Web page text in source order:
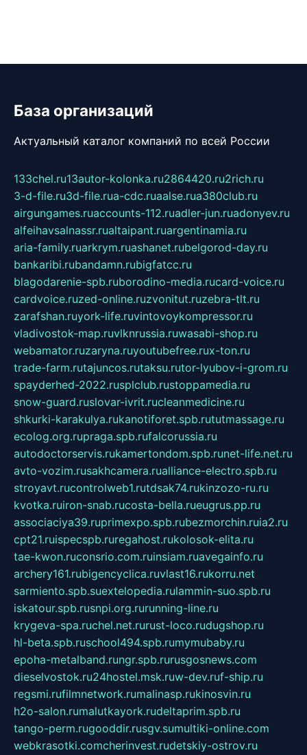
База организаций
Актуальный каталог компаний по всей России
133chel.ru13autor-kolonka.ru2864420.ru2rich.ru
3-d-file.ru3d-file.rua-cdc.ruaalse.rua380club.ru
airgungames.ruaccounts-112.ruadler-jun.ruadonyev.ru
alfeihavsalnassr.rualtaipant.ruargentinamia.ru
aria-family.ruarkrym.ruashanet.rubelgorod-day.ru
bankaribi.rubandamn.rubigfatcc.ru
blagodarenie-spb.ruborodino-media.rucard-voice.ru
cardvoice.ruzed-online.ruzvonitut.ruzebra-tlt.ru
zarafshan.ruyork-life.ruvintovoykompressor.ru
vladivostok-map.ruvlknrussia.ruwasabi-shop.ru
webamator.ruzaryna.ruyoutubefree.rux-ton.ru
trade-farm.rutajuncos.rutaksu.rutor-lyubov-i-grom.ru
spayderhed-2022.rusplclub.rustoppamedia.ru
snow-guard.ruslovar-ivrit.rucleanmedicine.ru
shkurki-karakulya.rukanotiforet.spb.rututmassage.ru
ecolog.org.rupraga.spb.rufalcorussia.ru
autodoctorservis.rukamertondom.spb.runet-life.net.ru
avto-vozim.rusakhcamera.rualliance-electro.spb.ru
stroyavt.rucontrolweb1.rutdsak74.rukinzozo-ru.ru
kvotka.ruiron-snab.rucosta-bella.rueugrus.pp.ru
associaciya39.ruprimexpo.spb.rubezmorchin.ruia2.ru
cpt21.ruispecspb.ruregahost.rukolosok-elita.ru
tae-kwon.ruconsrio.com.ruinsiam.ruavegainfo.ru
archery161.rubigencyclica.ruvlast16.rukorru.net
sarmiento.spb.suextelopedia.rulammin-suo.spb.ru
iskatour.spb.rusnpi.org.rurunning-line.ru
krygeva-spa.ruchel.net.rurust-loco.rudugshop.ru
hl-beta.spb.ruschool494.spb.rumymubaby.ru
epoha-metalband.rungr.spb.rurusgosnews.com
dieselvostok.ru24hostel.msk.ruw-dev.ruf-ship.ru
regsmi.rufilmnetwork.rumalinasp.rukinosvin.ru
h2o-salon.rumalutkayork.rudeltaprim.spb.ru
tango-perm.rugooddir.rusgv.sumultiki-online.com
webkrasotki.comcherinvest.rudetskiy-ostrov.ru